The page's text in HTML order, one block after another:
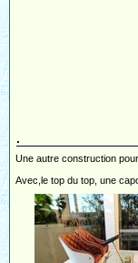
.
Une autre construction
Avec,le top du top, une